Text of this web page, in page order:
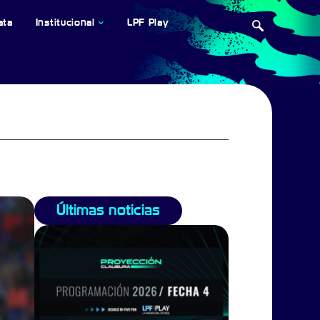
Institucional LPF Play
Últimas noticias